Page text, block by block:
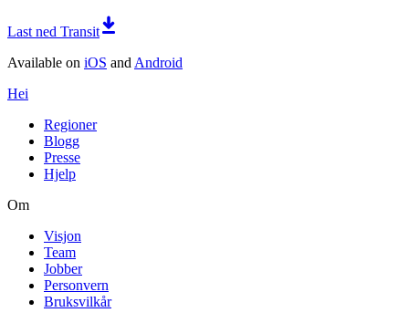
Last ned Transit
Available on iOS and Android
Hei
Regioner
Blogg
Presse
Hjelp
Om
Visjon
Team
Jobber
Personvern
Bruksvilkår